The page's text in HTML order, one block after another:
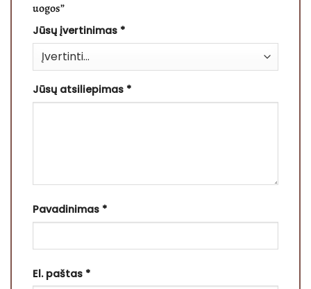
uogos”
Jūsų įvertinimas *
Jūsų atsiliepimas *
Pavadinimas *
El. paštas *